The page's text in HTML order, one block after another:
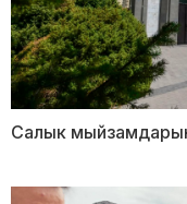
Салык мыйзамдарына